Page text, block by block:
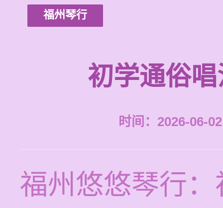
福州琴行
初学通俗
时间：2026-06-
福州悠悠琴行